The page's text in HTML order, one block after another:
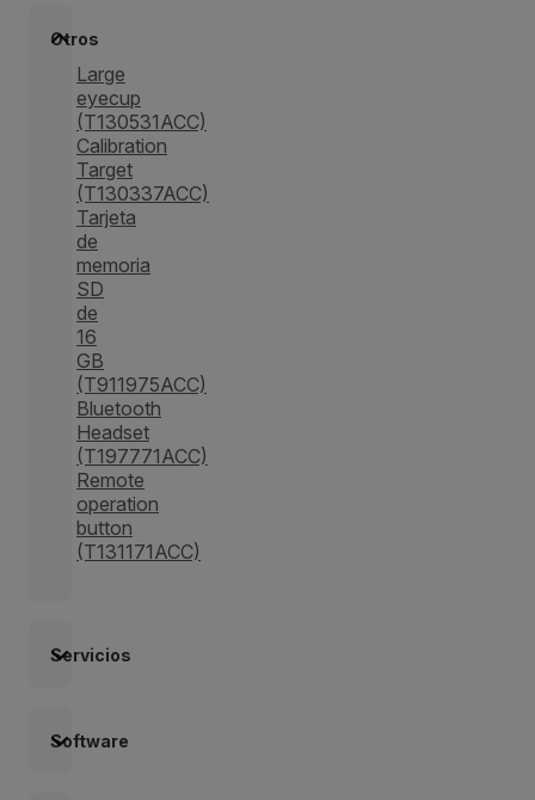
Otros
Large
eyecup
(T130531ACC)
Calibration
Target
(T130337ACC)
Tarjeta
de
memoria
SD
de
16
GB
(T911975ACC)
Bluetooth
Headset
(T197771ACC)
Remote
operation
button
(T131171ACC)
Servicios
Software